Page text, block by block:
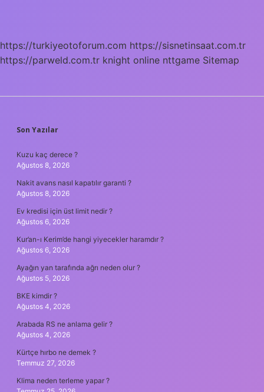
https://turkiyeotoforum.com https://sisnetinsaat.com.tr
https://parweld.com.tr knight online nttgame Sitemap
SIDEBAR
Son Yazılar
Kuzu kaç derece ?
Ağustos 8, 2026
Nakit avans nasıl kapatılır garanti ?
Ağustos 8, 2026
Ev kredisi için üst limit nedir ?
Ağustos 6, 2026
Kur’an-ı Kerim’de hangi yiyecekler haramdır ?
Ağustos 6, 2026
Ayağın yan tarafında ağrı neden olur ?
Ağustos 5, 2026
BKE kimdir ?
Ağustos 4, 2026
Arabada RS ne anlama gelir ?
Ağustos 4, 2026
Kürtçe hırbo ne demek ?
Temmuz 27, 2026
Klima neden terleme yapar ?